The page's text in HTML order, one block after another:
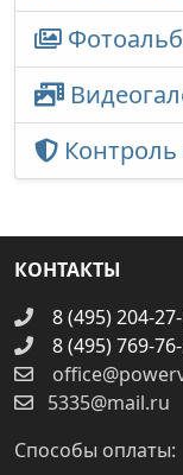
Контроль
КОНТАКТЫ
8 (495) 204-
8 (495) 769-
5335@mail.ru
Способы оплаты: